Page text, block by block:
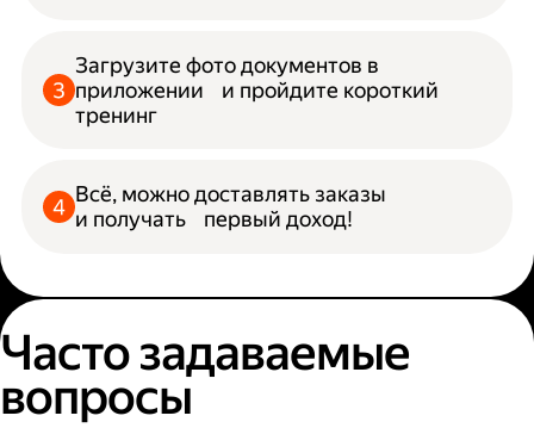
Загрузите фото документов в
приложении и пройдите короткий
тренинг
Всё, можно доставлять заказы
и получать первый доход!
Часто задаваемые
вопросы